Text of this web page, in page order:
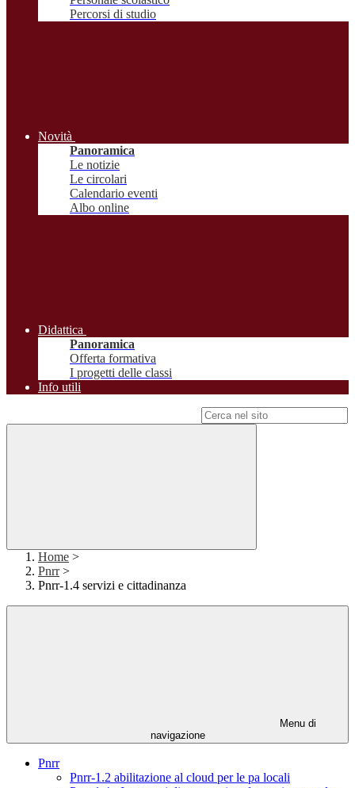
Percorsi di studio
Novità
Panoramica
Le notizie
Le circolari
Calendario eventi
Albo online
Didattica
Panoramica
Offerta formativa
I progetti delle classi
Info utili
Home >
Pnrr >
Pnrr-1.4 servizi e cittadinanza
Menu di
navigazione
Pnrr
Pnrr-1.2 abilitazione al cloud per le pa locali